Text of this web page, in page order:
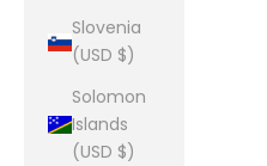
Slovenia
(USD $)
Solomon
Islands
(USD $)